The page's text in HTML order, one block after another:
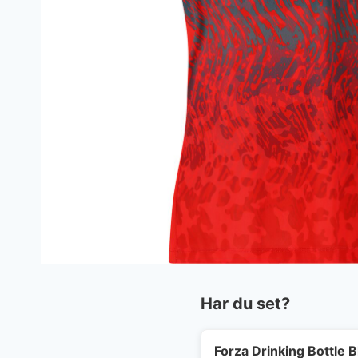
Har du set?
Forza Drinking Bottle